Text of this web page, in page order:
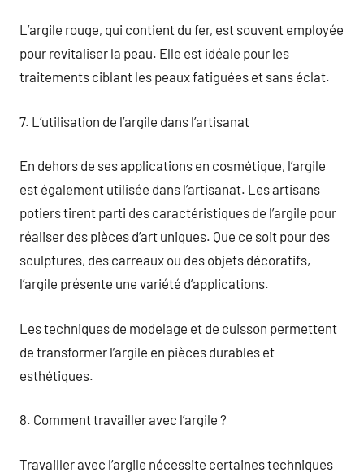
L’argile rouge, qui contient du fer, est souvent employée
pour revitaliser la peau. Elle est idéale pour les
traitements ciblant les peaux fatiguées et sans éclat.
7. L’utilisation de l’argile dans l’artisanat
En dehors de ses applications en cosmétique, l’argile
est également utilisée dans l’artisanat. Les artisans
potiers tirent parti des caractéristiques de l’argile pour
réaliser des pièces d’art uniques. Que ce soit pour des
sculptures, des carreaux ou des objets décoratifs,
l’argile présente une variété d’applications.
Les techniques de modelage et de cuisson permettent
de transformer l’argile en pièces durables et
esthétiques.
8. Comment travailler avec l’argile ?
Travailler avec l’argile nécessite certaines techniques